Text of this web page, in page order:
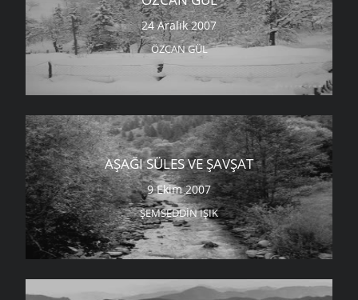
24 Aralık 2007
ÖZCAN GÜL
AŞAĞI SÜLES VE ŞAVŞAT
9 Ekim 2007
ŞEMSEDDIN IŞIK